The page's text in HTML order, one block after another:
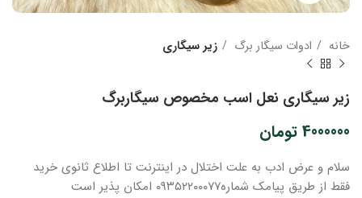
خانه ادوات سیگار برگ زیر سیگاری
زیر سیگاری نعل اسب مخصوص سیگاربرگ
4000000 تومان
سلام و عرض ادب به علت اختلال در اینترنت تا اطلاع ثانوی خرید
فقط از طریق پیامک شماره۰۹۳۵۲۲۰۰۰۷۷ امکان پذیر است